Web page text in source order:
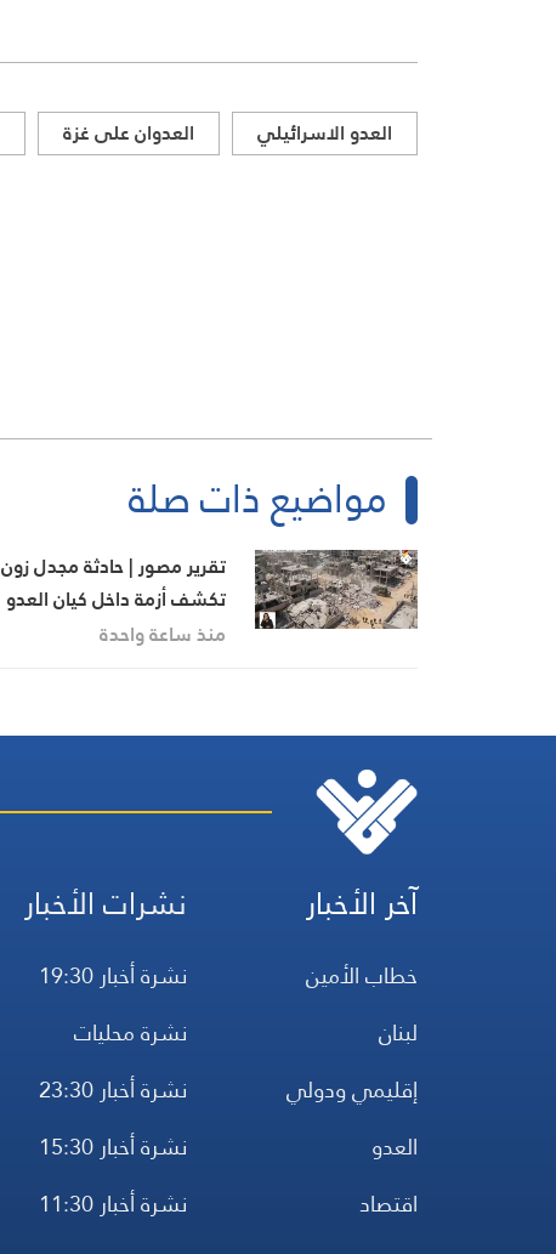
العدو الاسرائيلي العدوان على غزة
مواضيع ذات صلة
تقرير مصور | حادثة مجدل زون
تكشف أزمة داخل كيان العدو
منذ ساعة واحدة
آخر الأخبار
خطاب الأمين
لبنان
إقليمي ودولي
العدو
اقتصاد
نشرات الأخبار
نشرة أخبار 19:30
نشرة محليات
نشرة أخبار 23:30
نشرة أخبار 15:30
نشرة أخبار 11:30